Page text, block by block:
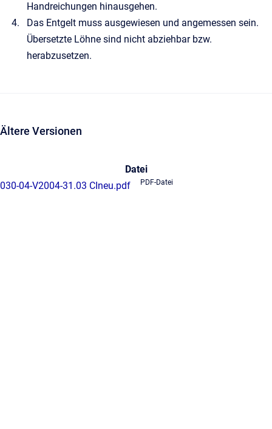
Handreichungen hinausgehen.
Das Entgelt muss ausgewiesen und angemessen sein.
Übersetzte Löhne sind nicht abziehbar bzw.
herabzusetzen.
Ältere Versionen
Datei
PDF-Datei
030-04-V2004-31.03 CIneu.pdf